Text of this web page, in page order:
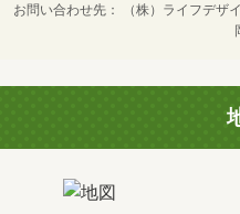
お問い合わせ先
（株）ライフデザ